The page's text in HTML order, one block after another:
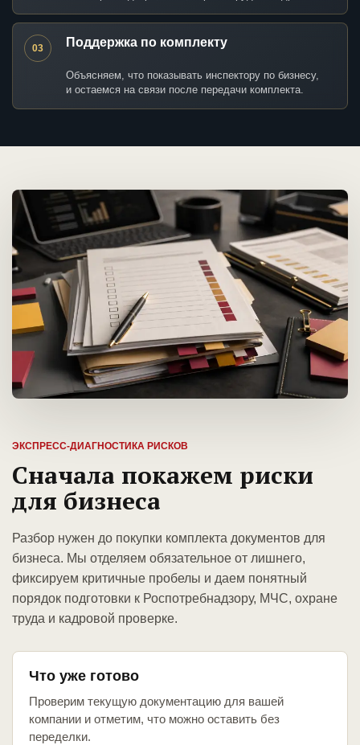
03 Поддержка по комплекту
Объясняем, что показывать инспектору по бизнесу,
и остаемся на связи после передачи комплекта.
ЭКСПРЕСС-ДИАГНОСТИКА РИСКОВ
Сначала покажем риски
для бизнеса
Разбор нужен до покупки комплекта документов для
бизнеса. Мы отделяем обязательное от лишнего,
фиксируем критичные пробелы и даем понятный
порядок подготовки к Роспотребнадзору, МЧС, охране
труда и кадровой проверке.
Что уже готово
Проверим текущую документацию для вашей
компании и отметим, что можно оставить без
переделки.